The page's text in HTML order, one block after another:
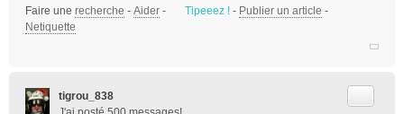
Faire une recherche - Aider - Tipeeez ! - Publier un article -
Netiquette
tigrou_838